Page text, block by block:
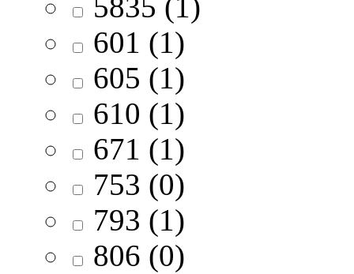
5835 (1)
601 (1)
605 (1)
610 (1)
671 (1)
753 (0)
793 (1)
806 (0)